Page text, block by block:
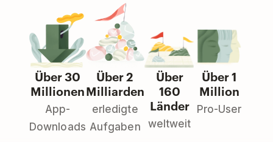
Über 30
Millionen
App-
Downloads
Über 2
Milliarden
erledigte
Aufgaben
Über
160
Länder
weltweit
Über 1
Million
Pro-User